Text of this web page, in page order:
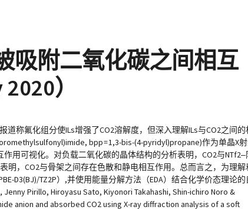
吸附二氧化碳之间相互
）
称氟化组分使ILs增强了CO2溶解度，但深入理解ILs与CO2之间的
bpp = 1,3-bis-(4-pyridyl)propane)作为单晶X
用可视化。对负载二氧化碳的晶体结构的分析表明，CO2与NTf2‒
明，CO2与骨架之间存在色散和静电相互作用。总而言之，为理解
D3(BJ)/TZ2P）,并使用能量分解方法（EDA）结合化学价态理论的
Pirillo, Hiroyasu Sato, Kiyonori Takahashi, Shin-ichiro Noro &
anion and absorbed CO2 using X-ray diffraction analysis of a soft